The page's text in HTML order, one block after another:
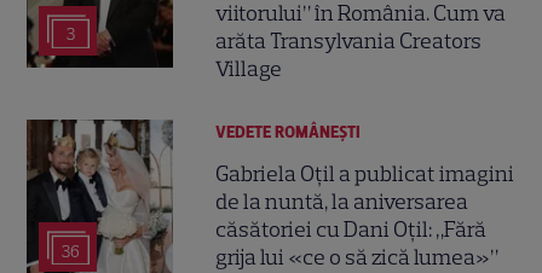
3
viitorului” în România. Cum va
arăta Transylvania Creators
Village
36
VEDETE ROMÂNEŞTI
Gabriela Oțil a publicat imagini
de la nuntă, la aniversarea
căsătoriei cu Dani Oțil: „Fără
grija lui «ce o să zică lumea»”